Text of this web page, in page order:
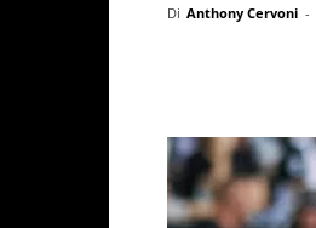
Di Anthony Cervoni -